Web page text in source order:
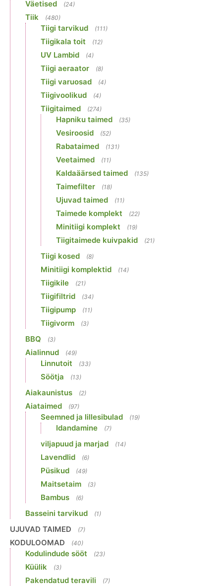
Väetised (24)
Tiik (480)
Tiigi tarvikud (111)
Tiigikala toit (12)
UV Lambid (4)
Tiigi aeraator (8)
Tiigi varuosad (4)
Tiigivoolikud (4)
Tiigitaimed (274)
Hapniku taimed (35)
Vesiroosid (52)
Rabataimed (131)
Veetaimed (11)
Kaldaäärsed taimed (135)
Taimefilter (18)
Ujuvad taimed (11)
Taimede komplekt (22)
Minitiigi komplekt (19)
Tiigitaimede kuivpakid (21)
Tiigi kosed (8)
Minitiigi komplektid (14)
Tiigikile (21)
Tiigifiltrid (34)
Tiigipump (11)
Tiigivorm (3)
BBQ (3)
Aialinnud (49)
Linnutoit (33)
Söötja (13)
Aiakaunistus (2)
Aiataimed (97)
Seemned ja lillesibulad (19)
Idandamine (7)
viljapuud ja marjad (14)
Lavendlid (6)
Püsikud (49)
Maitsetaim (3)
Bambus (6)
Basseini tarvikud (1)
UJUVAD TAIMED (7)
KODULOOMAD (40)
Kodulindude sööt (23)
Küülik (3)
Pakendatud teravili (7)